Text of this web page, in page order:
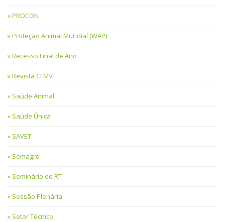
PROCON
Proteção Animal Mundial (WAP)
Recesso Final de Ano
Revista CFMV
Saúde Animal
Saúde Única
SAVET
Semagro
Seminário de RT
Sessão Plenária
Setor Técnico